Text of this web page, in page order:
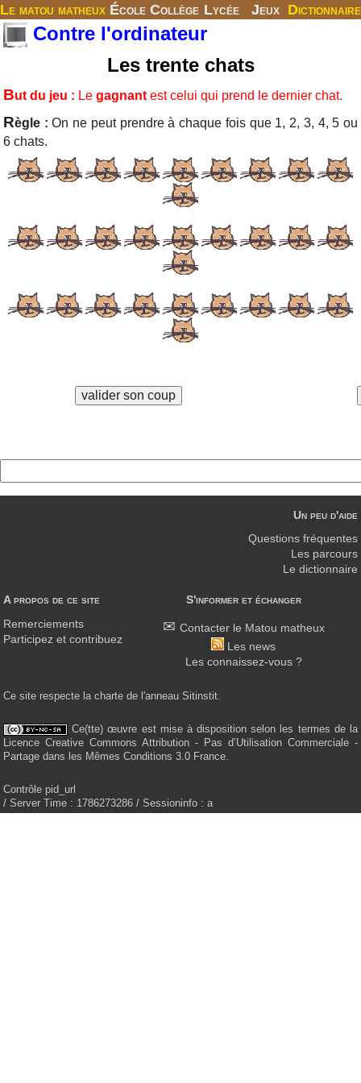
Le matou matheux École Collège Lycée Jeux Dictionnaire
Contre l'ordinateur
Les trente chats
But du jeu : Le gagnant est celui qui prend le dernier chat.
Règle : On ne peut prendre à chaque fois que 1, 2, 3, 4, 5 ou
6 chats.
A propos de ce site
Remerciements
Participez et contribuez
S'informer et échanger
Contacter le Matou matheux
Les news
Les connaissez-vous ?
Un peu d'aide
Questions fréquentes
Les parcours
Le dictionnaire
Ce site respecte la charte de l'anneau Sitinstit.
Ce(tte) œuvre est mise à disposition selon les termes de la
Licence Creative Commons Attribution - Pas d’Utilisation Commerciale -
Partage dans les Mêmes Conditions 3.0 France.
Contrôle pid_url
/ Server Time : 1786273286 / Sessioninfo : a